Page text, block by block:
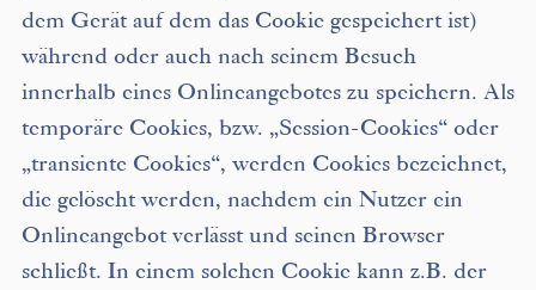
dem Gerät auf dem das Cookie gespeichert ist)
während oder auch nach seinem Besuch
innerhalb eines Onlineangebotes zu speichern. Als
temporäre Cookies, bzw. „Session-Cookies“ oder
„transiente Cookies“, werden Cookies bezeichnet,
die gelöscht werden, nachdem ein Nutzer ein
Onlineangebot verlässt und seinen Browser
schließt. In einem solchen Cookie kann z.B. der